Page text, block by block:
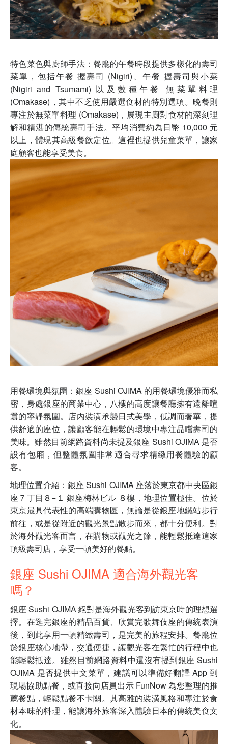
特色菜色與廚師手法：餐廳的午餐時段提供多樣化的壽司
菜單，包括午餐 握壽司 (Nigiri)、午餐 握壽司與小菜
(Nigiri and Tsumami) 以及數種午餐 無菜單料理
(Omakase)，其中不乏使用嚴選食材的特別選項。晚餐則
專注於無菜單料理 (Omakase)，展現主廚對食材的深刻理
解和精湛的傳統壽司手法。平均消費約為日幣 10,000 元
以上，體現其高級餐飲定位。這裡也提供兒童菜單，讓家
庭顧客也能享受美食。
用餐環境與氛圍：銀座 Sushi OJIMA 的用餐環境優雅而私
密，身處銀座的商業中心，八樓的高度讓餐廳擁有遠離喧
囂的寧靜氛圍。店內裝潢承襲日式美學，低調而奢華，提
供舒適的座位，讓顧客能在輕鬆的環境中專注品嚐壽司的
美味。雖然目前網路資料尚未提及銀座 Sushi OJIMA 是否
設有包廂，但整體氛圍非常適合尋求精緻用餐體驗的顧
客。
地理位置介紹：銀座 Sushi OJIMA 座落於東京都中央區銀
座７丁目８−１ 銀座梅林ビル ８樓，地理位置極佳。位於
東京最具代表性的高端購物區，無論是從銀座地鐵站步行
前往，或是從附近的觀光景點散步而來，都十分便利。對
於海外觀光客而言，在購物或觀光之餘，能輕鬆抵達這家
頂級壽司店，享受一頓美好的餐點。
銀座 Sushi OJIMA 適合海外觀光客
嗎？
銀座 Sushi OJIMA 絕對是海外觀光客到訪東京時的理想選
擇。在逛完銀座的精品百貨、欣賞完歌舞伎座的傳統表演
後，到此享用一頓精緻壽司，是完美的旅程安排。餐廳位
於銀座核心地帶，交通便捷，讓觀光客在繁忙的行程中也
能輕鬆抵達。雖然目前網路資料中還沒有提到銀座 Sushi
OJIMA 是否提供中文菜單，建議可以準備好翻譯 App 到
現場協助點餐，或直接向店員出示 FunNow 為您整理的推
薦餐點，輕鬆點餐不卡關。其高雅的裝潢風格和專注於食
材本味的料理，能讓海外旅客深入體驗日本的傳統美食文
化。